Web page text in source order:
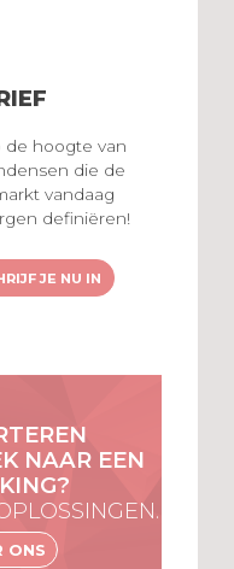
de hoogte van
die de
vandaag
definiëren!
JE NU IN
NAAR EEN
ONS